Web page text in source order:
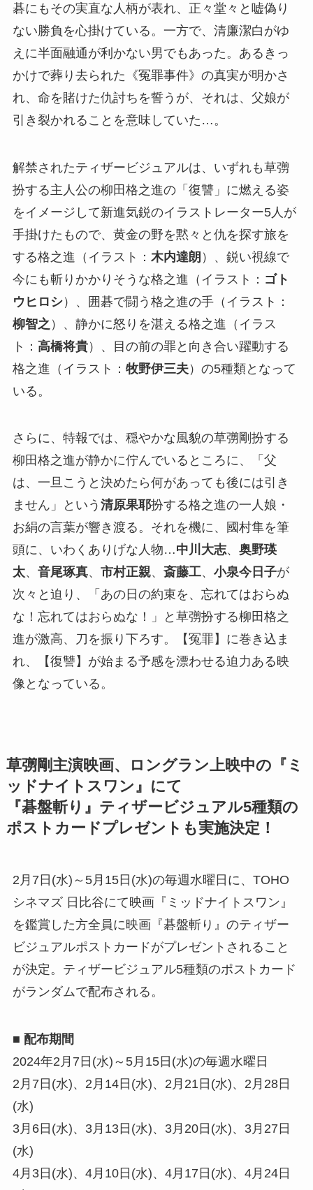
碁にもその実直な人柄が表れ、正々堂々と嘘偽り
ない勝負を心掛けている。一方で、清廉潔白がゆ
えに半面融通が利かない男でもあった。あるきっ
かけで葬り去られた《冤罪事件》の真実が明かさ
れ、命を賭けた仇討ちを誓うが、それは、父娘が
引き裂かれることを意味していた…。
解禁されたティザービジュアルは、いずれも草彅
扮する主人公の柳田格之進の「復讐」に燃える姿
をイメージして新進気鋭のイラストレーター5人が
手掛けたもので、黄金の野を黙々と仇を探す旅を
する格之進（イラスト： 木内達朗 ）、鋭い視線で
今にも斬りかかりそうな格之進（イラスト： ゴト
ウヒロシ）、囲碁で闘う格之進の手（イラスト：
柳智之 ）、静かに怒りを湛える格之進（イラス
ト： 高橋将貴）、目の前の罪と向き合い躍動する
格之進（イラスト： 牧野伊三夫）の5種類となって
いる。
さらに、特報では、穏やかな風貌の草彅剛扮する
柳田格之進が静かに佇んでいるところに、「父
は、一旦こうと決めたら何があっても後には引き
ません」という 清原果耶扮する格之進の一人娘・
お絹の言葉が響き渡る。それを機に、國村隼を筆
頭に、いわくありげな人物…中川大志、 奥野瑛
太、 音尾琢真、 市村正親、斎藤工、 小泉今日子が
次々と迫り、「あの日の約束を、忘れてはおらぬ
な！忘れてはおらぬな！」と草彅扮する柳田格之
進が激高、刀を振り下ろす。【冤罪】に巻き込ま
れ、【復讐】が始まる予感を漂わせる迫力ある映
像となっている。
草彅剛主演映画、ロングラン上映中の『ミ
ッドナイトスワン』にて
『碁盤斬り』ティザービジュアル5種類の
ポストカードプレゼントも実施決定！
2月7日(水)～5月15日(水)の毎週水曜日に、TOHO
シネマズ 日比谷にて映画『ミッドナイトスワン』
を鑑賞した方全員に映画『碁盤斬り』のティザー
ビジュアルポストカードがプレゼントされること
が決定。ティザービジュアル5種類のポストカード
がランダムで配布される。
■ 配布期間
2024年2月7日(水)～5月15日(水)の毎週水曜日
2月7日(水)、2月14日(水)、2月21日(水)、2月28日
(水)
3月6日(水)、3月13日(水)、3月20日(水)、3月27日
(水)
4月3日(水)、4月10日(水)、4月17日(水)、4月24日